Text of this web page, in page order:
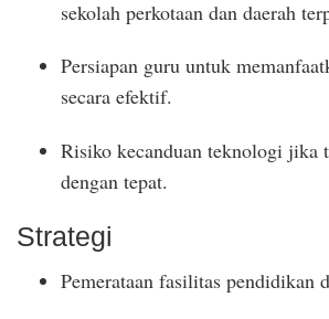
sekolah perkotaan dan daerah
Persiapan guru untuk
secara efektif.
Risiko kecanduan teknologi jika
dengan tepat.
Strategi
Pemerataan fasilitas pendidikan